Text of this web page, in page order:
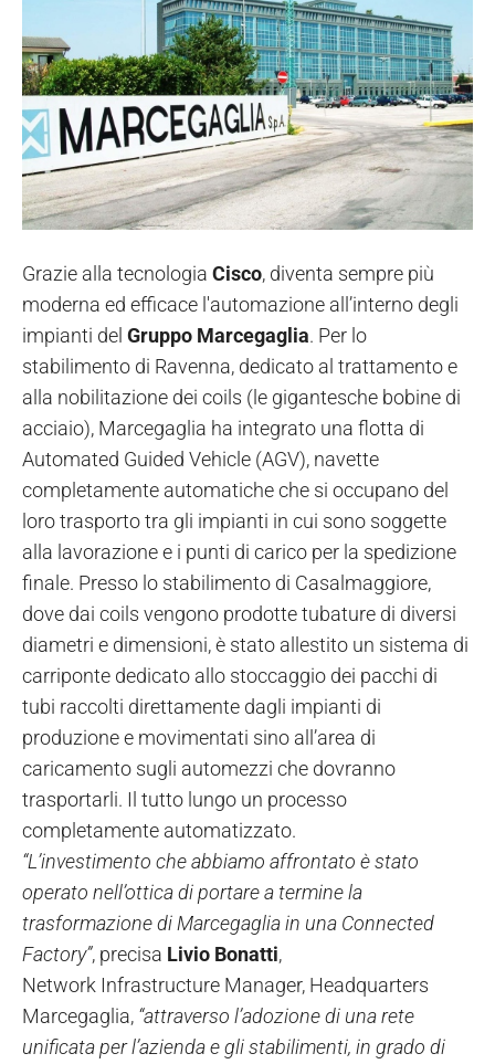
Grazie alla tecnologia Cisco, diventa sempre più
moderna ed efficace l'automazione all’interno degli
impianti del Gruppo Marcegaglia. Per lo
stabilimento di Ravenna, dedicato al trattamento e
alla nobilitazione dei coils (le gigantesche bobine di
acciaio), Marcegaglia ha integrato una flotta di
Automated Guided Vehicle (AGV), navette
completamente automatiche che si occupano del
loro trasporto tra gli impianti in cui sono soggette
alla lavorazione e i punti di carico per la spedizione
finale. Presso lo stabilimento di Casalmaggiore,
dove dai coils vengono prodotte tubature di diversi
diametri e dimensioni, è stato allestito un sistema di
carriponte dedicato allo stoccaggio dei pacchi di
tubi raccolti direttamente dagli impianti di
produzione e movimentati sino all’area di
caricamento sugli automezzi che dovranno
trasportarli. Il tutto lungo un processo
completamente automatizzato.
“L’investimento che abbiamo affrontato è stato
operato nell’ottica di portare a termine la
trasformazione di Marcegaglia in una Connected
Factory”, precisa Livio Bonatti,
Network Infrastructure Manager, Headquarters
Marcegaglia, “attraverso l’adozione di una rete
unificata per l’azienda e gli stabilimenti, in grado di